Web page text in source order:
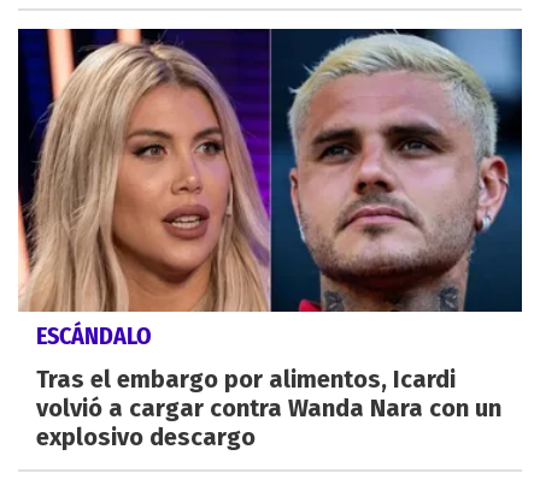
ESCÁNDALO
Tras el embargo por alimentos, Icardi
volvió a cargar contra Wanda Nara con un
explosivo descargo